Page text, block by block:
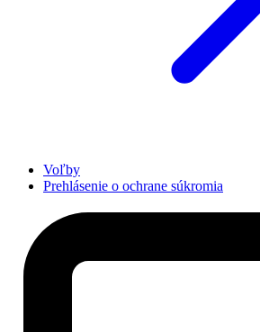
Voľby
Prehlásenie o ochrane súkromia